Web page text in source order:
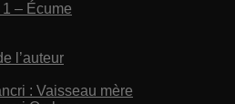
– Écume
l’auteur
: Vaisseau mère